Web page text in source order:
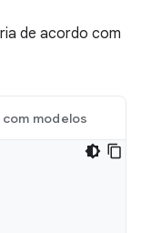
de acordo com
modelos